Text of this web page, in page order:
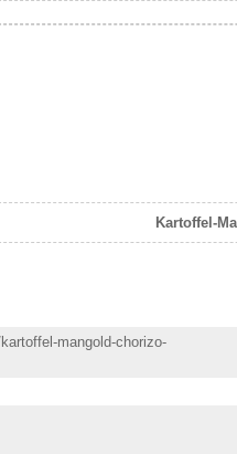
Kartoffel-
mangold-chorizo-